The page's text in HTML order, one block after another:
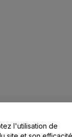
l'utilisation de